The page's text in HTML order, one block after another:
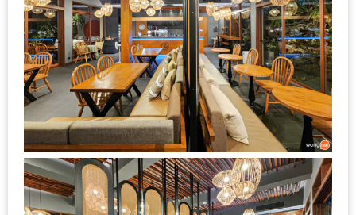
E-
NEWS
GAME
(SABAI
SEAFOOD)
HOMEPRO
FAIR
2017
เชียงใหม่